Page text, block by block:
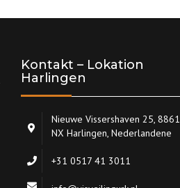
Kontakt – Lokation
Harlingen
Nieuwe Vissershaven 25, 8861
NX Harlingen, Nederlandene
+31 0517 41 3011